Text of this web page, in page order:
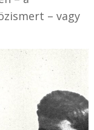
– vagy